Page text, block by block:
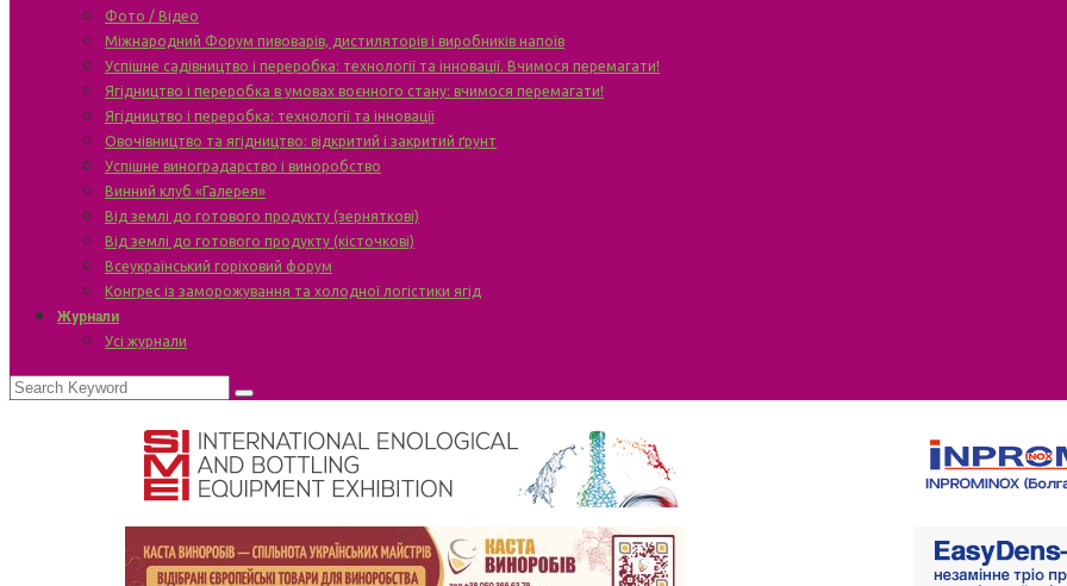
Фото / Відео
Міжнародний Форум пивоварів, дистиляторів і виробників напоїв
Успішне садівництво і переробка: технології та інновації. Вчимося перемагати!
Ягідництво і переробка в умовах воєнного стану: вчимося перемагати!
Ягідництво і переробка: технології та інновації
Овочівництво та ягідництво: відкритий і закритий ґрунт
Успішне виноградарство і виноробство
Винний клуб «Галерея»
Від землі до готового продукту (зерняткові)
Від землі до готового продукту (кісточкові)
Всеукраїнський горіховий форум
Конгрес із заморожування та холодної логістики ягід
Журнали
Усі журнали